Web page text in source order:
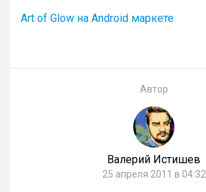
Art of Glow на Android маркете
Автор
Валерий Истишев
25 апреля 2011 в 04:32